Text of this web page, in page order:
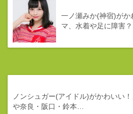
一ノ瀬みか(神宿)がか
マ、水着や足に障害？
ノンシュガー(アイドル)がかわいい
や奈良・阪口・鈴本…